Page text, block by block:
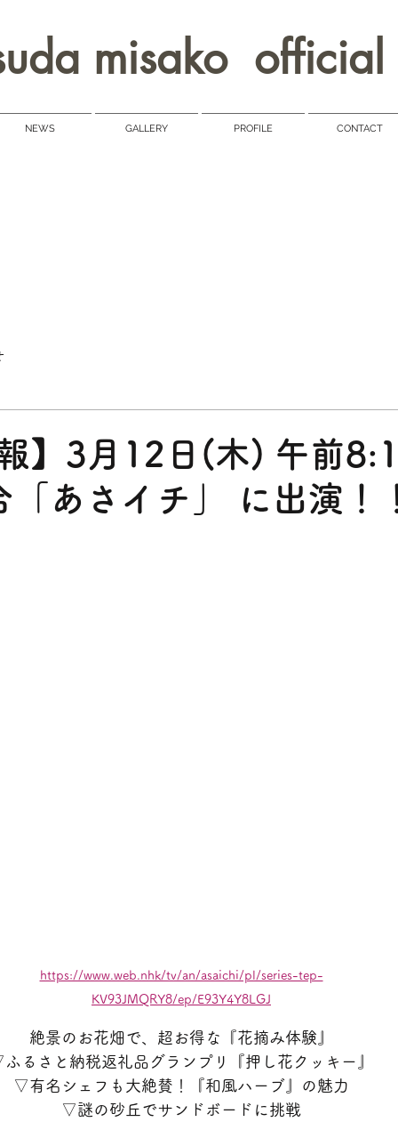
misako official
NEWS GALLERY PROFILE CONTACT
報】3月12日(木) 午前
「あさイチ」 に出演！
https://www.web.nhk/tv/an/asaichi/pl/series-tep-
KV93JMQRY8/ep/E93Y4Y8LGJ
絶景のお花畑で、超お得な『花摘み体験』
るさと納税返礼品グランプリ『押し花クッキー』
▽有名シェフも大絶賛！『和風ハーブ』の魅力
▽謎の砂丘でサンドボードに挑戦